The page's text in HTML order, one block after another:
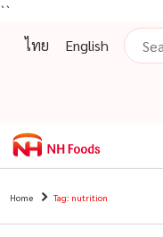
``
ไทย
English
Home Tag: nutrition